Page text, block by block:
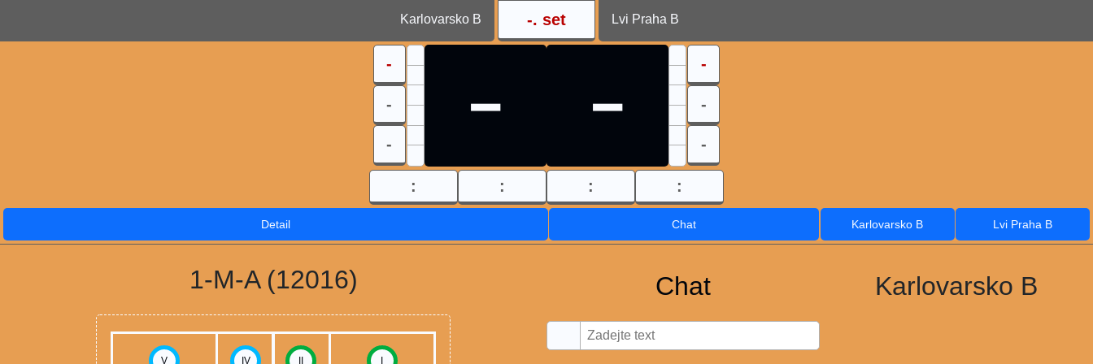
Karlovarsko B -. set Lvi Praha B
-
-
-
- - -
-
-
: : : :
Detail Chat Karlovarsko B Lvi Praha B
1-M-A (12016)
V IV II I
Chat Karlovarsko B